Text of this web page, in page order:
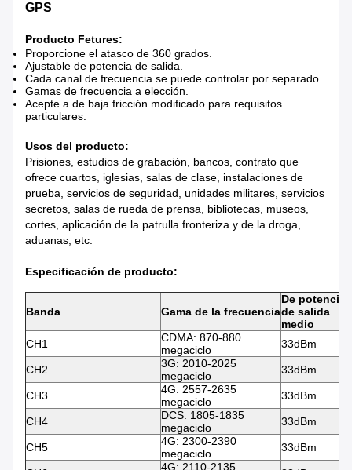
GPS
Producto Fetures:
Proporcione el atasco de 360 grados.
Ajustable de potencia de salida.
Cada canal de frecuencia se puede controlar por separado.
Gamas de frecuencia a elección.
Acepte a de baja fricción modificado para requisitos
particulares.
Usos del producto:
Prisiones, estudios de grabación, bancos, contrato que
ofrece cuartos, iglesias, salas de clase, instalaciones de
prueba, servicios de seguridad, unidades militares, servicios
secretos, salas de rueda de prensa, bibliotecas, museos,
cortes, aplicación de la patrulla fronteriza y de la droga,
aduanas, etc.
Especificación de producto:
Banda Gama de la frecuencia
De potencia
de salida
medio
CH1
CDMA: 870-880
megaciclo
33dBm
CH2
3G: 2010-2025
megaciclo
33dBm
CH3
4G: 2557-2635
megaciclo
33dBm
CH4
DCS: 1805-1835
megaciclo
33dBm
CH5
4G: 2300-2390
megaciclo
33dBm
4G: 2110-2135